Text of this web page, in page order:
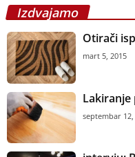
Izdvajamo
Otirači
mart 5, 2015
Lakiranje
septembar 12,